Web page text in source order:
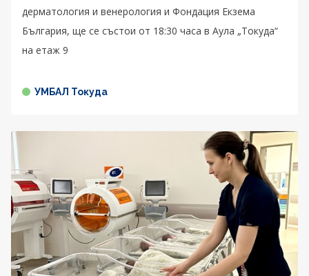
дерматология и венерология и Фондация Екзема
България, ще се състои от 18:30 часа в Аула „Токуда“
на етаж 9
УМБАЛ Токуда